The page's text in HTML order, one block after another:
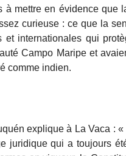
à mettre en évidence que
curieuse : ce que la
et internationales qui
Campo Maripe et
comme indien.
explique à La Vaca :
juridique qui a toujours